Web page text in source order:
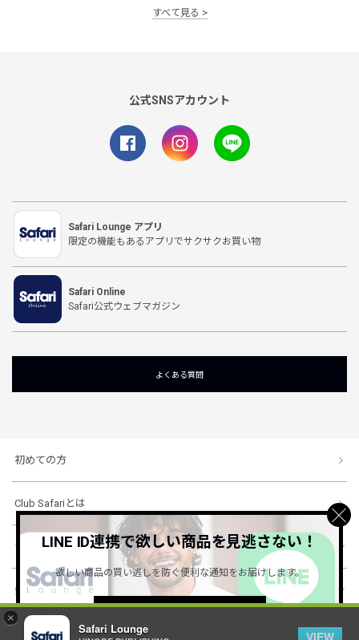
×
Safari Lounge
VIEW
すべて見る
公式SNSアカウント
Safari Lounge アプリ
限定の機能もあるアプリでサクサクお買い物
Safari Online
Safari公式ウェブマガジン
よくある質問
初めての方
Club Safariとは
ショッピングガイド
会社概要・規約
LINE ID連携で欲しい商品を見逃さない！
欲しい商品の買い逃しを防ぐ便利な通知をお届けします。
詳しくはこちら ＞